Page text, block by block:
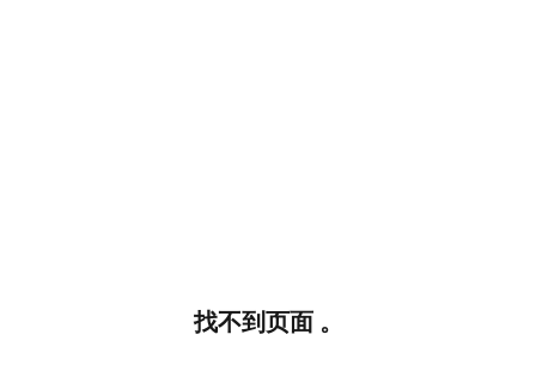
找不到页面 。